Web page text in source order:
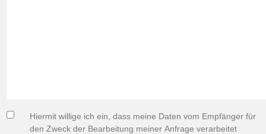
Hiermit willige ich ein, dass meine Daten vom Empfänger für
den Zweck der Bearbeitung meiner Anfrage verarbeitet